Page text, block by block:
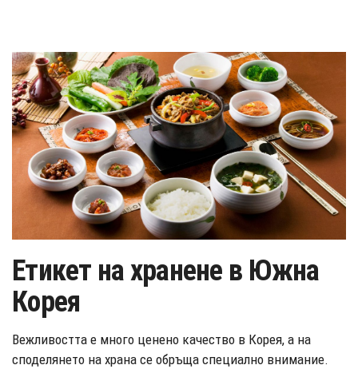
Етикет на хранене в Южна
Корея
Вежливостта е много ценено качество в Корея, а на
споделянето на храна се обръща специално внимание.